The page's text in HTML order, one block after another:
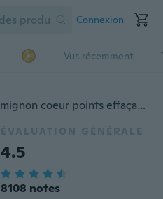
Connexion
Vus récemment
3 pièces/ensemble 0.38mm mignon coeur points effaçable stylo bleu noir encre magique stylo à bille écriture école chancellerie fournitures papeterie
ÉVALUATION GÉNÉRALE
4.5
8108 notes